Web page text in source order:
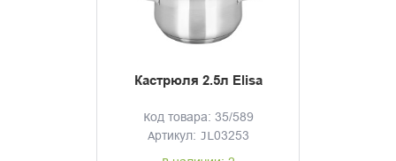
Кастрюля 2.5л Elisa
Код товара: 35/589
Артикул: JL03253